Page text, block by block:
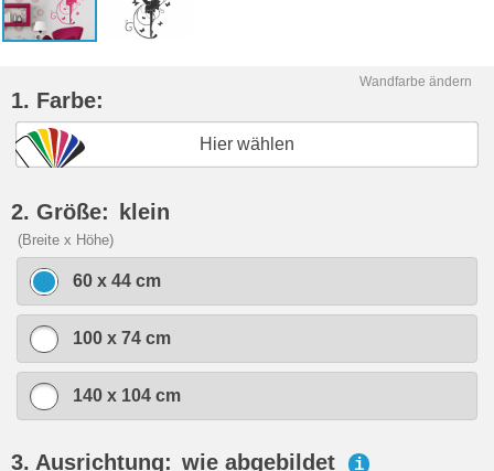
Wandfarbe ändern
1. Farbe:
Hier wählen
2. Größe: klein
(Breite x Höhe)
60 x 44 cm
100 x 74 cm
140 x 104 cm
3. Ausrichtung: wie abgebildet i